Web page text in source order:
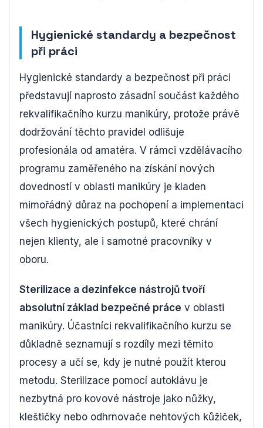
Hygienické standardy a bezpečnost
při práci
Hygienické standardy a bezpečnost při práci
představují naprosto zásadní součást každého
rekvalifikačního kurzu manikúry, protože právě
dodržování těchto pravidel odlišuje
profesionála od amatéra. V rámci vzdělávacího
programu zaměřeného na získání nových
dovedností v oblasti manikúry je kladen
mimořádný důraz na pochopení a implementaci
všech hygienických postupů, které chrání
nejen klienty, ale i samotné pracovníky v
oboru.
Sterilizace a dezinfekce nástrojů tvoří
absolutní základ bezpečné práce v oblasti
manikúry. Účastníci rekvalifikačního kurzu se
důkladně seznamují s rozdíly mezi těmito
procesy a učí se, kdy je nutné použít kterou
metodu. Sterilizace pomocí autoklávu je
nezbytná pro kovové nástroje jako nůžky,
kleštičky nebo odhrnovače nehtových kůžiček,